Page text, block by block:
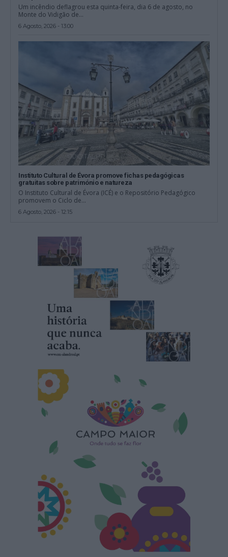
Um incêndio deflagrou esta quinta-feira, dia 6 de agosto, no
Monte do Vidigão de...
6 Agosto, 2026 - 13:00
Instituto Cultural de Évora promove fichas pedagógicas
gratuitas sobre património e natureza
O Instituto Cultural de Évora (ICÉ) e o Repositório Pedagógico
promovem o Ciclo de...
6 Agosto, 2026 - 12:15